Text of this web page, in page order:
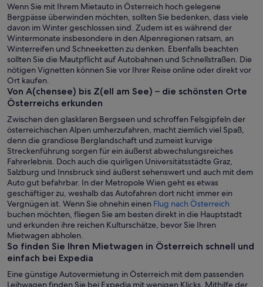
Wenn Sie mit Ihrem Mietauto in Österreich hoch gelegene
Bergpässe überwinden möchten, sollten Sie bedenken, dass viele
davon im Winter geschlossen sind. Zudem ist es während der
Wintermonate insbesondere in den Alpenregionen ratsam, an
Winterreifen und Schneeketten zu denken. Ebenfalls beachten
sollten Sie die Mautpflicht auf Autobahnen und Schnellstraßen. Die
nötigen Vignetten können Sie vor Ihrer Reise online oder direkt vor
Ort kaufen.
Von A(chensee) bis Z(ell am See) – die schönsten Orte
Österreichs erkunden
Zwischen den glasklaren Bergseen und schroffen Felsgipfeln der
österreichischen Alpen umherzufahren, macht ziemlich viel Spaß,
denn die grandiose Berglandschaft und zumeist kurvige
Streckenführung sorgen für ein äußerst abwechslungsreiches
Fahrerlebnis. Doch auch die quirligen Universitätsstädte Graz,
Salzburg und Innsbruck sind äußerst sehenswert und auch mit dem
Auto gut befahrbar. In der Metropole Wien geht es etwas
geschäftiger zu, weshalb das Autofahren dort nicht immer ein
Vergnügen ist. Wenn Sie ohnehin einen Flug nach Österreich
buchen möchten, fliegen Sie am besten direkt in die Hauptstadt
und erkunden ihre reichen Kulturschätze, bevor Sie Ihren
Mietwagen abholen.
So finden Sie Ihren Mietwagen in Österreich schnell und
einfach bei Expedia
Eine günstige Autovermietung in Österreich mit dem passenden
Leihwagen finden Sie bei Expedia mit wenigen Klicks. Mithilfe der